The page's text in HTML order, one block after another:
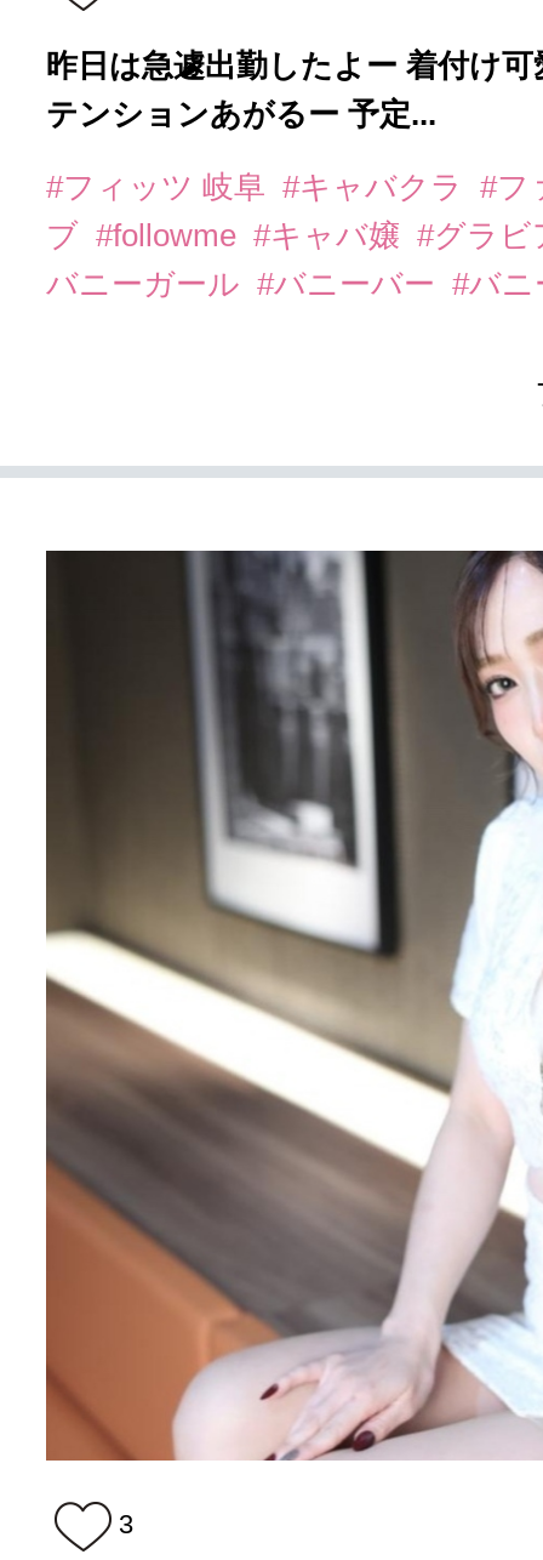
昨日は急遽出勤したよー 着付け
テンションあがるー 予定...
#フィッツ 岐阜 #キャバクラ
#フ
ブ #followme #キャバ嬢 #グラ
バニーガール #バニーバー #バ
3